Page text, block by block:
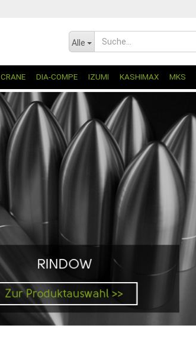
Alle
CRANE DIA-COMPE IZUMI KASHIMAX MKS